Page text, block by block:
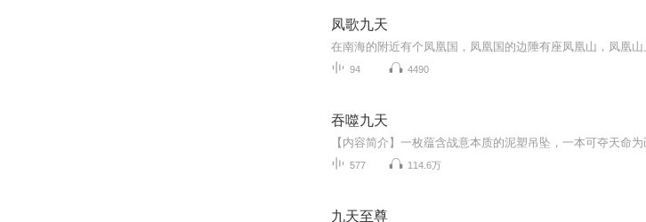
凤歌九天
94 4490
吞噬九天
577 114.6万
九天至尊